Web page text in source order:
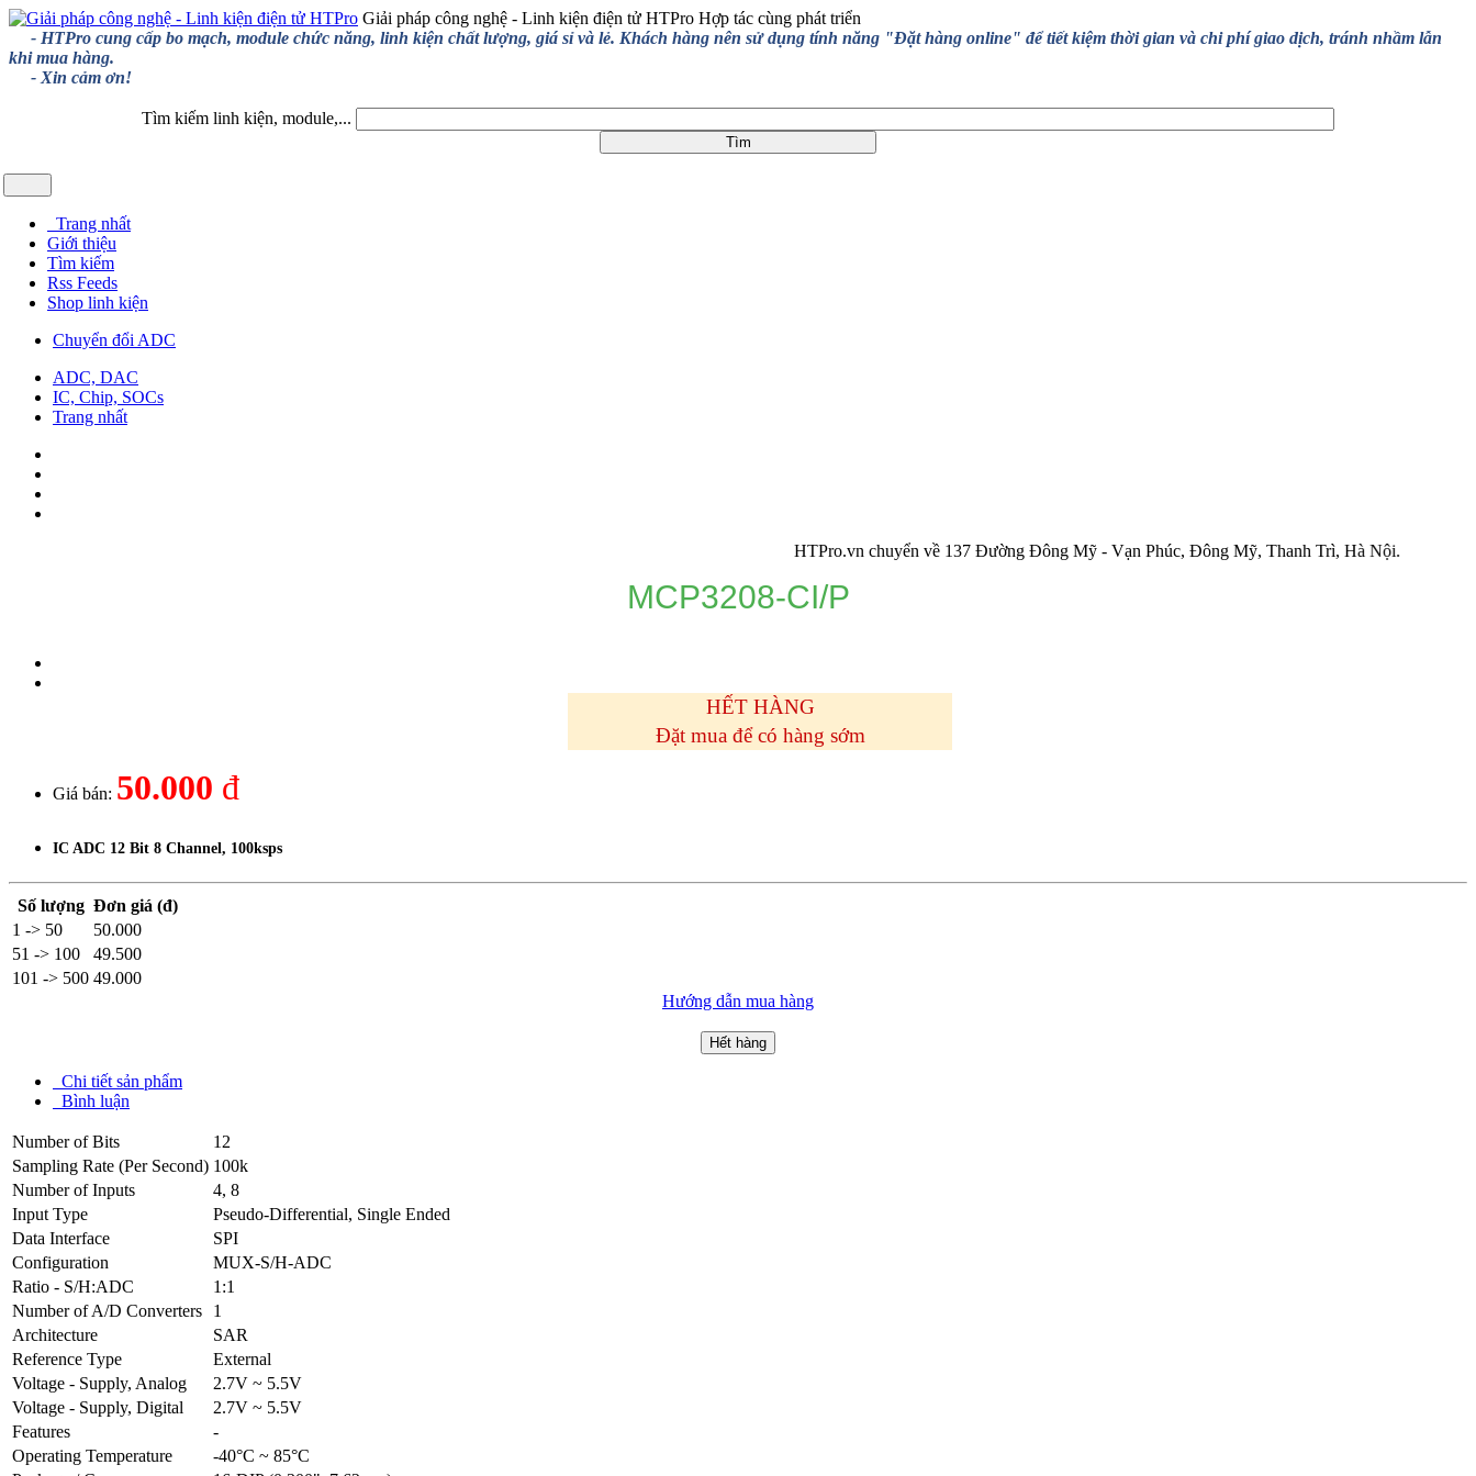
Giải pháp công nghệ - Linh kiện điện tử HTPro Hợp tác cùng phát triển
- HTPro cung cấp bo mạch, module chức năng, linh kiện chất lượng, giá sỉ và lẻ. Khách hàng nên sử dụng tính năng "Đặt hàng online" để tiết kiệm thời gian và chi phí giao dịch, tránh nhầm lẫn
khi mua hàng.
- Xin cảm ơn!
Tìm kiếm linh kiện, module,...
Trang nhất
Giới thiệu
Tìm kiếm
Rss Feeds
Shop linh kiện
Chuyển đổi ADC
ADC, DAC
IC, Chip, SOCs
Trang nhất
HTPro.vn chuyển về 137 Đường Đông Mỹ - Vạn Phúc, Đông Mỹ, Thanh Trì, Hà Nội.
MCP3208-CI/P
HẾT HÀNG
Đặt mua để có hàng sớm
Giá bán: 50.000 đ
IC ADC 12 Bit 8 Channel, 100ksps
Số lượng Đơn giá (đ)
1 -> 50
50.000
51 -> 100
49.500
101 -> 500 49.000
Hướng dẫn mua hàng
Hết hàng
Chi tiết sản phẩm
Bình luận
Number of Bits
12
Sampling Rate (Per Second) 100k
Number of Inputs
4, 8
Input Type
Pseudo-Differential, Single Ended
Data Interface
SPI
Configuration
MUX-S/H-ADC
Ratio - S/H:ADC
1:1
Number of A/D Converters
1
Architecture
SAR
Reference Type
External
Voltage - Supply, Analog
2.7V ~ 5.5V
Voltage - Supply, Digital
2.7V ~ 5.5V
Features
-
Operating Temperature
-40°C ~ 85°C